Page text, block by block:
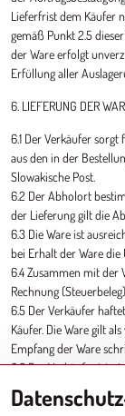
Lieferfrist dem Käufer
gemäß Punkt 2.5
der Ware erfolgt
Erfüllung aller
6. LIEFERUNG DER
6.1 Der Verkäufer
aus den in der
Slowakische Post.
6.2 Der Abholort
der Lieferung gilt die
6.3 Die Ware ist
bei Erhalt der Ware
6.4 Zusammen mit der
Rechnung
6.5 Der Verkäufer
Käufer. Die Ware gilt
Empfang der Ware
6.6 Der Verkäufer ist
verursachte verspätete
Spediteur trägt die